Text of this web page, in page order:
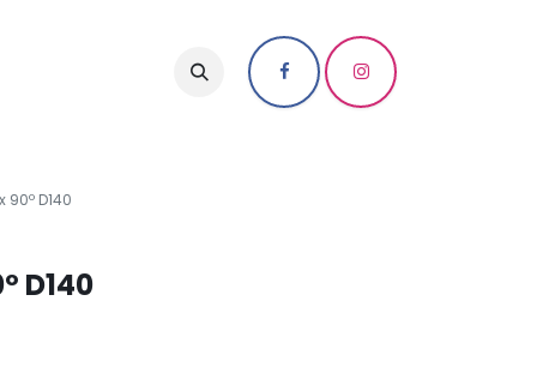
D140
D140